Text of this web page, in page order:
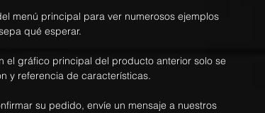
menú principal para ver numerosos ejemplos
qué esperar.
el gráfico principal del producto anterior solo se
y referencia de características.
su pedido, envíe un mensaje a nuestros